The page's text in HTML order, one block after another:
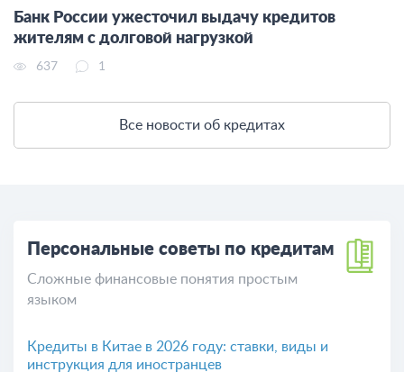
Банк России ужесточил выдачу кредитов
жителям с долговой нагрузкой
637 1
Все новости об кредитах
Персональные советы по кредитам
Сложные финансовые понятия простым
языком
Кредиты в Китае в 2026 году: ставки, виды и
инструкция для иностранцев